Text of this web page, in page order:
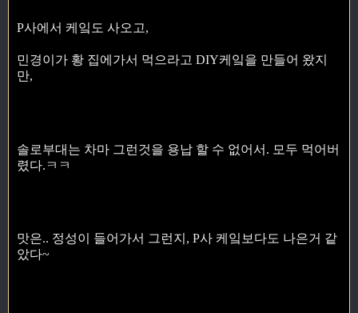
P사에서 케잌도 사오고,
민경이가 황 집에가서 먹으라고 DIY케잌을 만들어 왔지
만,
솔로부대는 차마 그런것을 용납 할 수 없어서. 모두 먹어버
렸다.ㅋㅋ
맛은.. 정성이 들어가서 그런지, P사 케잌보다도 나은거 같
았다~